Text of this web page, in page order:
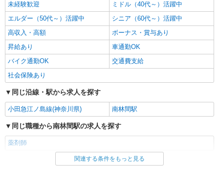
未経験歓迎
ミドル（40代～）活躍中
エルダー（50代～）活躍中
シニア（60代～）活躍中
高収入・高額
ボーナス・賞与あり
昇給あり
車通勤OK
バイク通勤OK
交通費支給
社会保険あり
同じ沿線・駅から求人を探す
小田急江ノ島線(神奈川県) 南林間駅
同じ職種から南林間駅の求人を探す
薬剤師
同じ雇用形態から南林間駅の求人を探す
関連する条件をもっと見る